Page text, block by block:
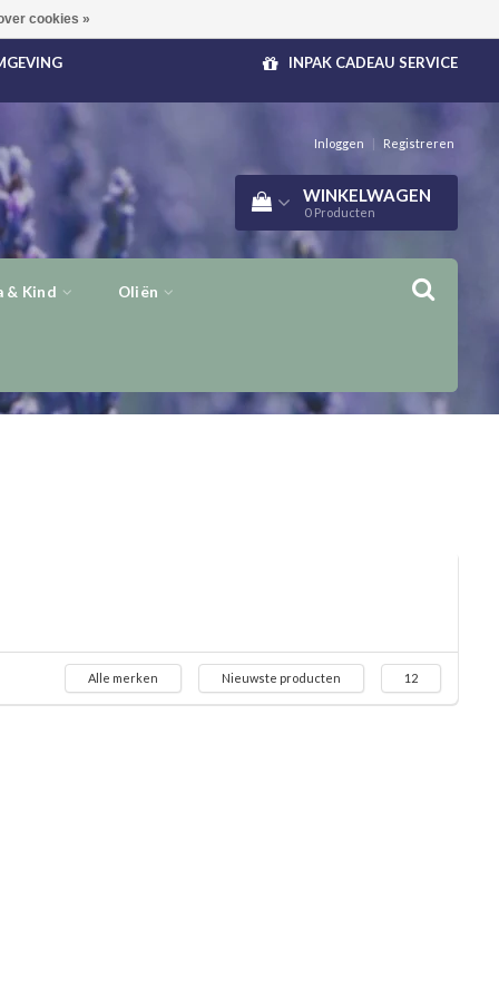
INPAK CADEAU SERVICE
Inloggen | Registreren
WINKELWAGEN
0 Producten
& Kind Oliën
Alle merken Nieuwste producten 12
cookies »